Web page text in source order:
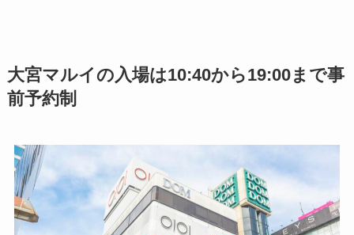
大宮マルイの入場は10:40から19:00まで事
前予約制